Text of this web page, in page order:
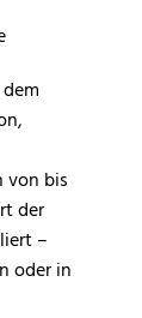
von bis
der
–
oder in